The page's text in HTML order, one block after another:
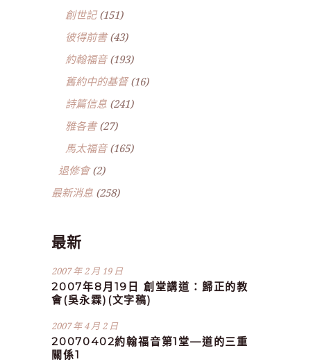
創世記(151)
彼得前書(43)
約翰福音(193)
舊約中的基督(16)
詩篇信息 (241)
雅各書(27)
馬太福音(165)
退修會(2)
最新消息 (258)
最新
2007 年 2 月 19 日
2007年8月19日 創堂講道：歸正的教
會(吳永霖)(文字稿)
2007 年 4 月 2 日
20070402約翰福音第1堂—道的三重
關係1